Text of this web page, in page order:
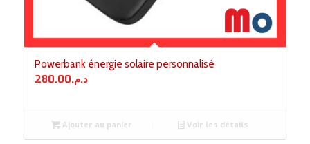
Powerbank énergie solaire personnalisé
د.م.280.00
Ajouter au panier Voir les détails